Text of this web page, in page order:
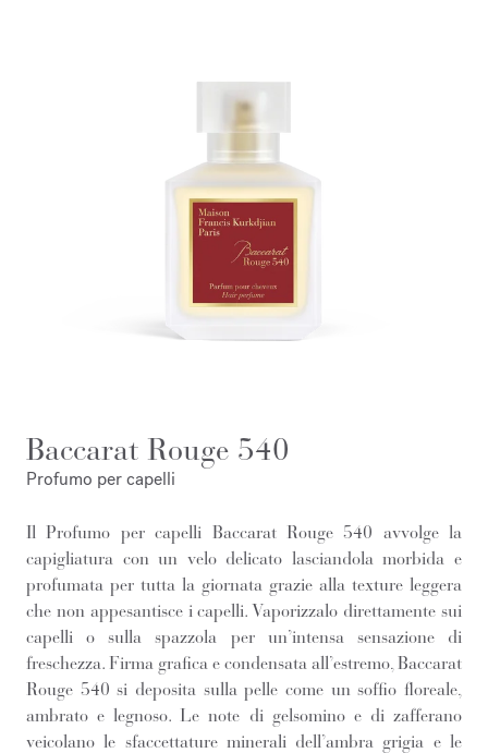
Baccarat Rouge 540
Profumo per capelli
Il Profumo per capelli Baccarat Rouge 540 avvolge la
capigliatura con un velo delicato lasciandola morbida e
profumata per tutta la giornata grazie alla texture leggera
che non appesantisce i capelli. Vaporizzalo direttamente sui
capelli o sulla spazzola per un’intensa sensazione di
freschezza. Firma grafica e condensata all’estremo, Baccarat
Rouge 540 si deposita sulla pelle come un soffio floreale,
ambrato e legnoso. Le note di gelsomino e di zafferano
veicolano le sfaccettature minerali dell’ambra grigia e le